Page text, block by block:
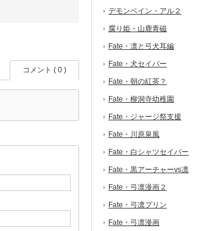
コメント ( 0 )
デモンベイン・アル２
腐り姫・山鹿青磁
Fate・凛と弓犬耳編
Fate・犬セイバー
Fate・朝の紅茶？
Fate・柳洞寺幼稚園
Fate・ジャージ祭支援
Fate・川原泉風
Fate・白シャツセイバー
Fate・黒アーチャーvs凛
Fate・弓凛漫画２
Fate・弓凛プリン
Fate・弓凛漫画